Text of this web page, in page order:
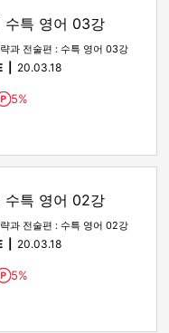
특 영어 03강
과 전술편 : 수특 영어 03강
20.03.18
Point
5%
특 영어 02강
과 전술편 : 수특 영어 02강
20.03.18
Point
5%